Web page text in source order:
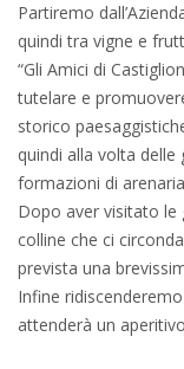
Partiremo
quindi tra vigne e
“Gli Amici di
tutelare e
storico
quindi alla volta delle
formazioni di
Dopo aver visitato
colline che ci
prevista una
Infine
attenderà un